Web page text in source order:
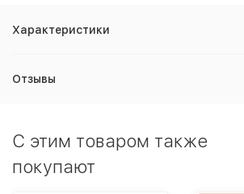
Характеристики
Отзывы
C этим товаром также
покупают